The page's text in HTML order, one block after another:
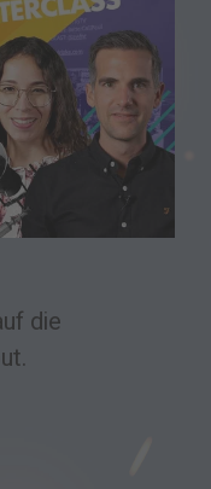
die